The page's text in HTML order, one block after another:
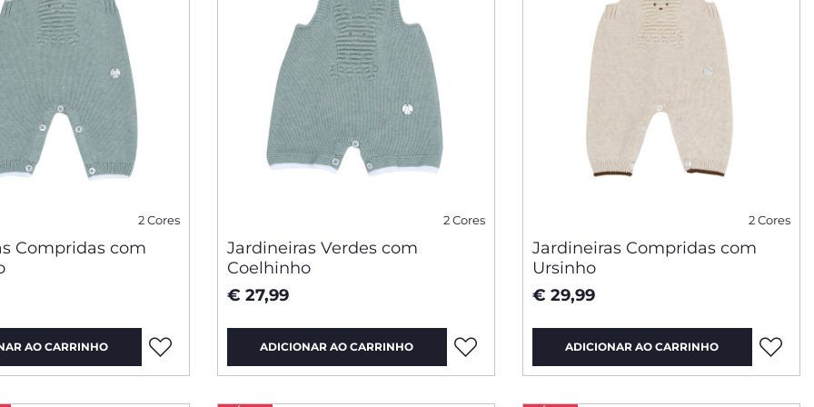
2 Cores
Compridas com
AO CARRINHO
2 Cores
Jardineiras Verdes com
Coelhinho
€ 27,99
ADICIONAR AO CARRINHO
2 Cores
Jardineiras Compridas com
Ursinho
€ 29,99
ADICIONAR AO CARRINHO